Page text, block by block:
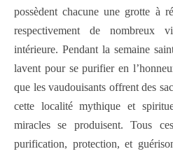
possèdent chacune une grotte à
respectivement de nombreux
intérieure. Pendant la semaine
lavent pour se purifier en
que les vaudouisants offrent des
cette localité mythique et
miracles se produisent. Tous
purification, protection, et